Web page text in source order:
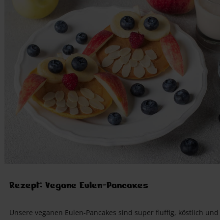
Rezept: Vegane Eulen-Pancakes
Unsere veganen Eulen-Pancakes sind super fluffig, köstlich und